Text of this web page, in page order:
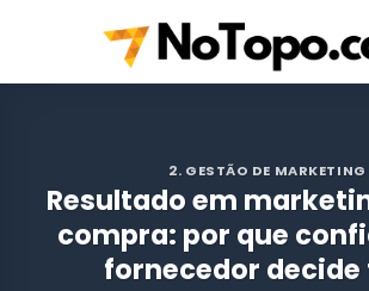
2. GESTÃO DE MARKETING
Resultado em
compra: por que
fornecedor decide